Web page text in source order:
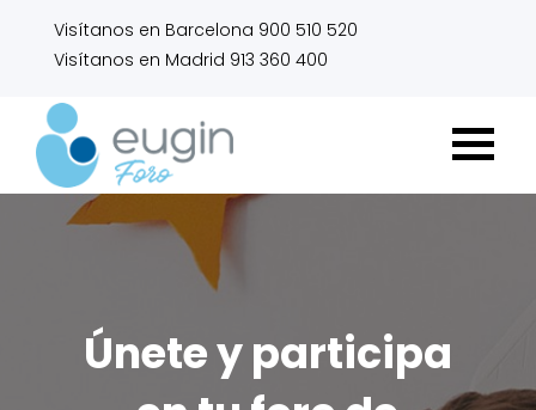
Visítanos en Barcelona 900 510 520
Visítanos en Madrid 913 360 400
Únete y participa